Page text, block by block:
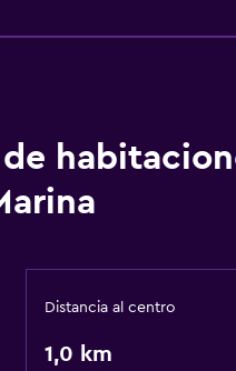
de entrega de comida
Distancia al centro
1,0 km